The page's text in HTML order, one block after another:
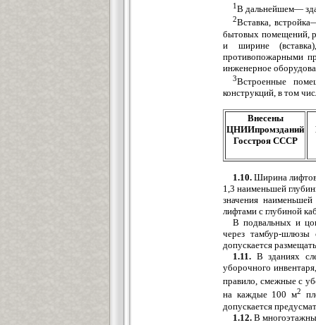
1В дальнейшем—
2Вставка,
бытовых помещений,
и ширине
противопожарными
инженерное
3Встроенные
конструкций, в том
Внесены
ЦНИИпромзданий
Госстроя СССР
1.10. Ширина
1,3 наименьшей
значения
лифтами с глубиной
В подвальных и
через тамбур-
допускается
1.11. В зданиях
уборочного
правило, смежные с
на каждые 100 м2
допускается
1.12. В